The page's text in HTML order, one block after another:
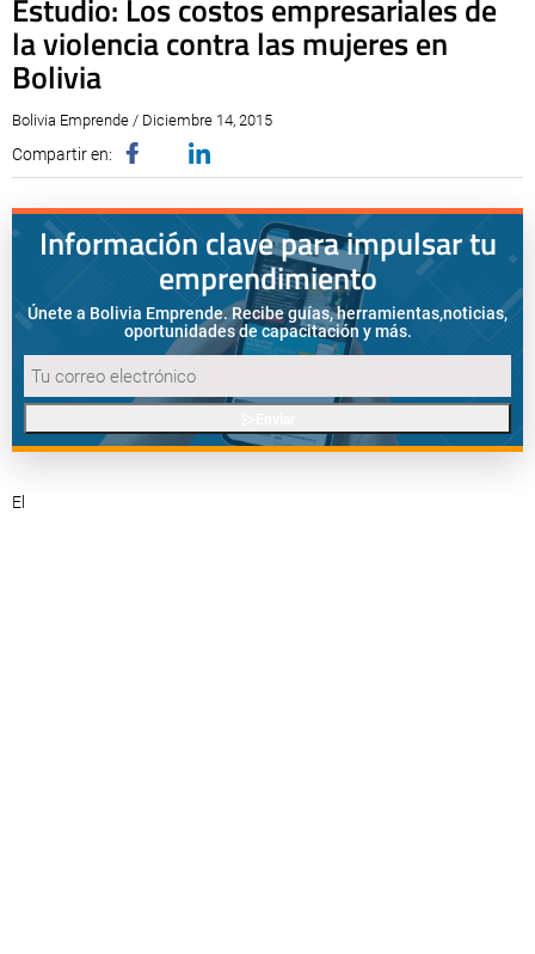
Estudio: Los costos empresariales de
la violencia contra las mujeres en
Bolivia
Bolivia Emprende / Diciembre 14, 2015
Compartir en:
Información clave para impulsar tu
emprendimiento
Únete a Bolivia Emprende. Recibe guías, herramientas,noticias,
oportunidades de capacitación y más.
El